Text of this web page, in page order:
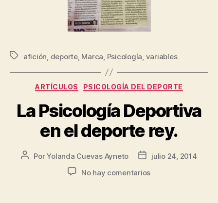
afición, deporte, Marca, Psicología, variables
ARTÍCULOS PSICOLOGÍA DEL DEPORTE
La Psicología Deportiva
en el deporte rey.
PorYolanda Cuevas Ayneto
julio 24, 2014
No hay comentarios